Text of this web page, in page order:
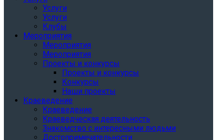
Услуги
Услуги
Клубы
Мероприятия
Мероприятия
Мероприятия
Проекты и конкурсы
Проекты и конкурсы
Конкурсы
Наши проекты
Краеведение
Краеведение
Краеведческая деятельность
Знакомство с интересными людьми
Достопримечательности